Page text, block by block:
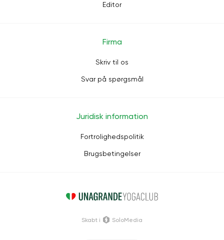
Editor
Firma
Skriv til os
Svar på spørgsmål
Juridisk information
Fortrolighedspolitik
Brugsbetingelser
Skabt i SoloMedia